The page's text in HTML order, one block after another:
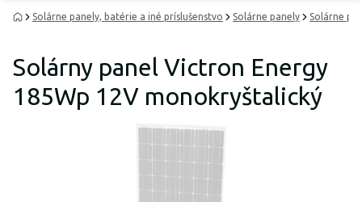
Solárne panely, batérie a iné príslušenstvo Solárne panely Solárne
Solárny panel Victron Energy
185Wp 12V monokryštalický